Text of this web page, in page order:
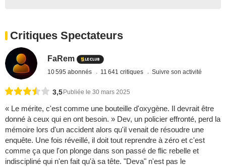
Critiques Spectateurs
FaRem
10 595 abonnés 11 641 critiques Suivre son activité
3,5 Publiée le 30 mars 2025
« Le mérite, c'est comme une bouteille d'oxygène. Il devrait être
donné à ceux qui en ont besoin. » Dev, un policier effronté, perd la
mémoire lors d'un accident alors qu'il venait de résoudre une
enquête. Une fois réveillé, il doit tout reprendre à zéro et c'est
comme ça que l'on plonge dans son passé de flic rebelle et
indiscipliné qui n'en fait qu'à sa tête. "Deva" n'est pas le